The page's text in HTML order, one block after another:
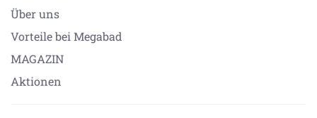
Über uns
Vorteile bei Megabad
MAGAZIN
Aktionen